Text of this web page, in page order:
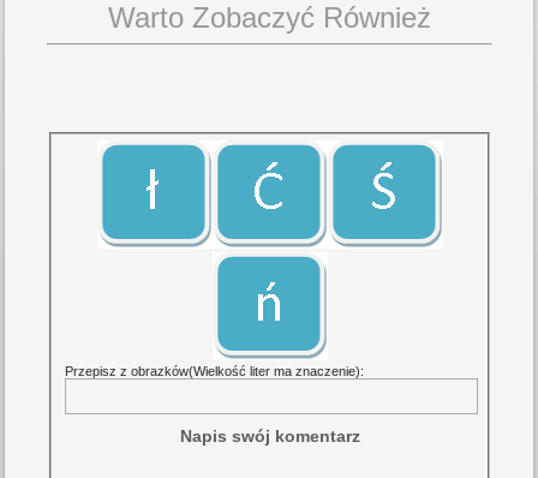
Warto Zobaczyć Również
Przepisz z obrazków(Wielkość liter ma znaczenie):
Napis swój komentarz